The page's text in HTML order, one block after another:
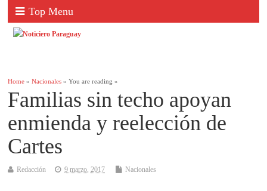
Top Menu
Home »Nacionales » You are reading »
Familias sin techo apoyan
enmienda y reelección de
Cartes
Redacción 9 marzo, 2017 Nacionales